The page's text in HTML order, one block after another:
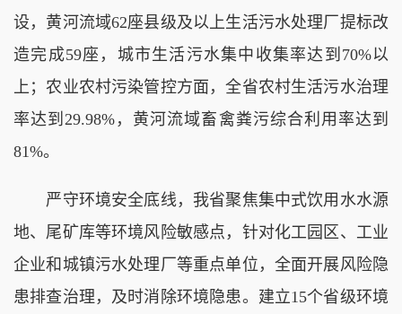
设，黄河流域62座县级及以上生活污水处理厂提标改
造完成59座，城市生活污水集中收集率达到70%以
上；农业农村污染管控方面，全省农村生活污水治理
率达到29.98%，黄河流域畜禽粪污综合利用率达到
81%。
严守环境安全底线，我省聚焦集中式饮用水水源
地、尾矿库等环境风险敏感点，针对化工园区、工业
企业和城镇污水处理厂等重点单位，全面开展风险隐
患排查治理，及时消除环境隐患。建立15个省级环境